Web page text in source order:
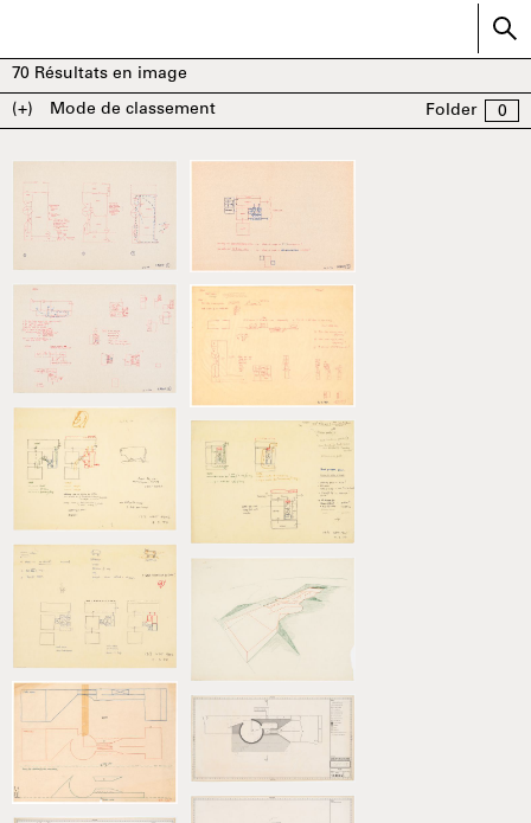
70 Résultats en image
(+)
Mode de classement Folder 0